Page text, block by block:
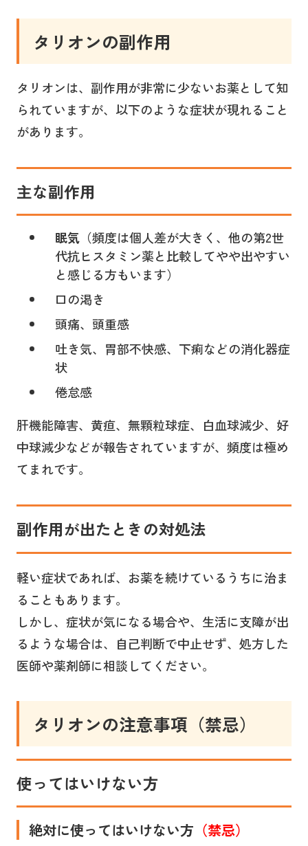
タリオンの副作用
タリオンは、副作用が非常に少ないお薬として知
られていますが、以下のような症状が現れること
があります。
主な副作用
眠気（頻度は個人差が大きく、他の第2世
代抗ヒスタミン薬と比較してやや出やすい
と感じる方もいます）
口の渇き
頭痛、頭重感
吐き気、胃部不快感、下痢などの消化器症
状
倦怠感
肝機能障害、黄疸、無顆粒球症、白血球減少、好
中球減少などが報告されていますが、頻度は極め
てまれです。
副作用が出たときの対処法
軽い症状であれば、お薬を続けているうちに治ま
ることもあります。
しかし、症状が気になる場合や、生活に支障が出
るような場合は、自己判断で中止せず、処方した
医師や薬剤師に相談してください。
タリオンの注意事項（禁忌）
使ってはいけない方
絶対に使ってはいけない方 （禁忌）